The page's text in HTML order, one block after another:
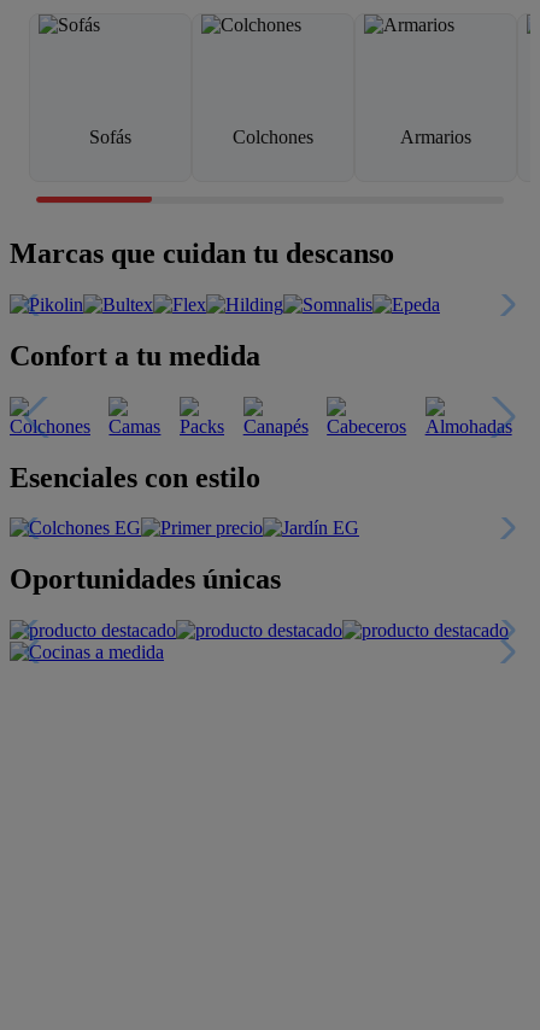
Sofás Colchones Armarios
Marcas que cuidan tu descanso
Confort a tu medida
Esenciales con estilo
Oportunidades únicas